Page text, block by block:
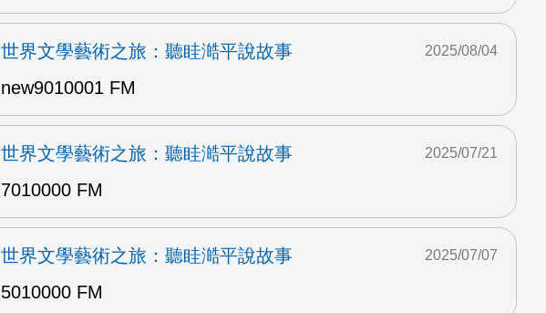
世界文學藝術之旅：聽眭澔平說故事
new9010001 FM
2025/08/04
世界文學藝術之旅：聽眭澔平說故事
7010000 FM
2025/07/21
世界文學藝術之旅：聽眭澔平說故事
5010000 FM
2025/07/07